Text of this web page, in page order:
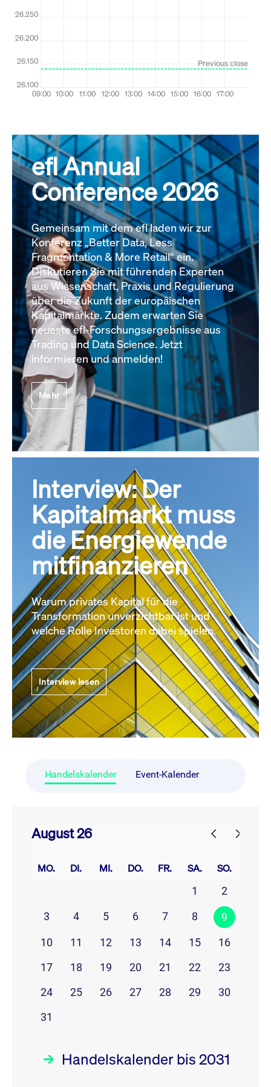
efl Annual
Conference 2026
Gemeinsam mit dem efl laden wir zur
Konferenz „Better Data, Less
Fragmentation & More Retail“ ein.
Diskutieren Sie mit führenden Experten
aus Wissenschaft, Praxis und Regulierung
über die Zukunft der europäischen
Kapitalmärkte. Zudem erwarten Sie
neueste efl-Forschungsergebnisse aus
Trading und Data Science. Jetzt
informieren und anmelden!
Mehr
Interview: Der
Kapitalmarkt muss
die Energiewende
mitfinanzieren
Warum privates Kapital für die
Transformation unverzichtbar ist und
welche Rolle Investoren dabei spielen.
Interview lesen
Handelskalender Event-Kalender
August 26
MO. DI. MI. DO. FR. SA. SO.
1
2
3
4 5 6 7 8 9
10 11 12 13 14 15
16
17
18 19 20 21 22
23
24
25 26 27 28 29
30
31
Handelskalender bis 2031